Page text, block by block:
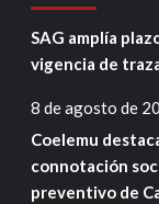
SAG amplía
vigencia de
8 de agosto de
Coelemu
connotación
preventivo de